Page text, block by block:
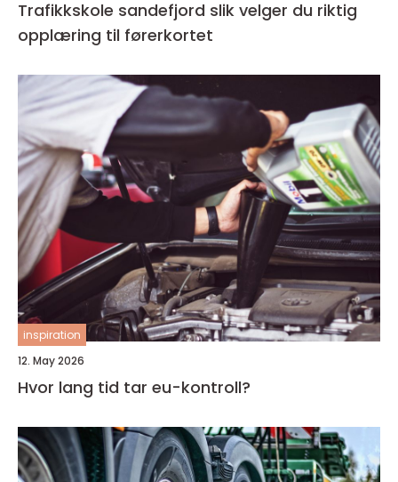
Trafikkskole sandefjord slik velger du riktig
opplæring til førerkortet
inspiration
12. May 2026
Hvor lang tid tar eu-kontroll?